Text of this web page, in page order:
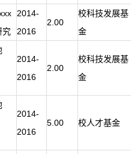
究
2014-
2016
2.00
校科技发展基
金
2014-
2016
2.00
校科技发展基
金
2014-
2016
5.00 校人才基金